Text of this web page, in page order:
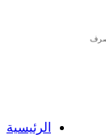
الرئيسية